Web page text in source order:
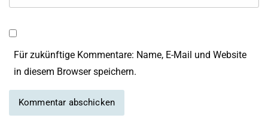
Für zukünftige Kommentare: Name, E-Mail und Website
in diesem Browser speichern.